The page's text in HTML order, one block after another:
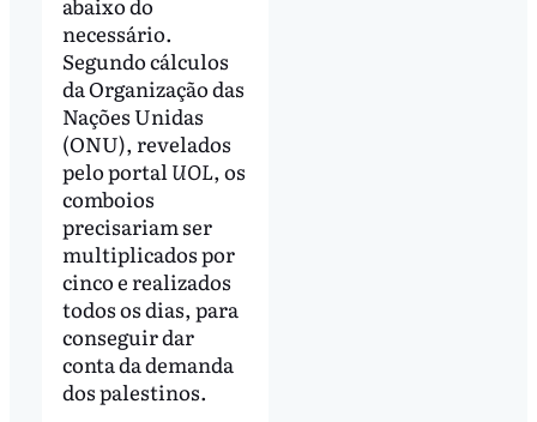
necessário.
Segundo cálculos
da Organização das
Nações Unidas
(ONU), revelados
pelo portal UOL, os
comboios
precisariam ser
multiplicados por
cinco e realizados
todos os dias, para
conseguir dar
conta da demanda
dos palestinos.